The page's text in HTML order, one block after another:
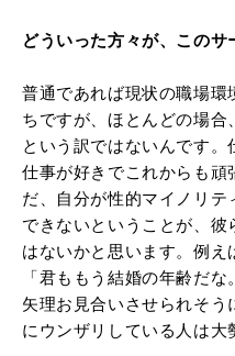
どういった方々が、このサ
普通であれば現状の職場環
ちですが、ほとんどの場合
という訳ではないんです
仕事が好きでこれからも頑
だ、自分が性的マイノリテ
できないということが、
はないかと思います。例え
「君ももう結婚の年齢だ
矢理お見合いさせられそ
にウンザリしている人は大